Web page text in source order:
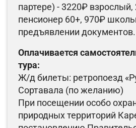
партере) - 3220₽ взрослый,
пенсионер 60+, 970₽
предъявлении документов.
Оплачивается
тура:
Ж/д билеты: ретропоезд
Сортавала (по желанию)
При посещении особо
природных территорий